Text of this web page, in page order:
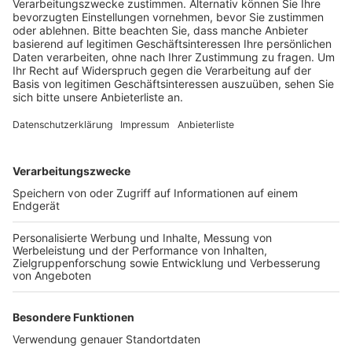
Anzeige
Dem 18-jährigen und seinem 21-jährigen Beifahrer war
aufgefallen. Als sie mit ihrem Wagen auf gleicher Höhe
Gruppe mindestens eine Glasflasche auf den Wagen
des Pulheimers. Die Windschutzscheibe splitterte
daraufhin, die Männer wurden jedoch nicht verletzt.
Der junge Autofahrer hielt an und rief die Polizei. Die
Beamten stellten zwei Einschläge im Bereich der
Windschutzscheibe fest. Sie suchen jetzt die
Tatverdächtigen.
Anzeige